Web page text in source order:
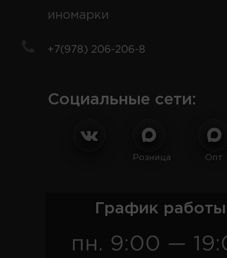
иномарки
+7(978) 206-206-8
Социальные сети:
Розница Опт
График
пн. 9:00 —